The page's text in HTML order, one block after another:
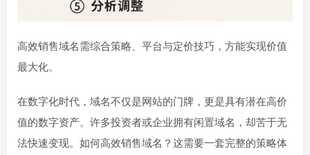
高效销售域名需综合策略、平台与定价技巧，方能实现价值
最大化。
在数字化时代，域名不仅是网站的门牌，更是具有潜在高价
值的数字资产。许多投资者或企业拥有闲置域名，却苦于无
法快速变现。如何高效销售域名？这需要一套完整的策略体